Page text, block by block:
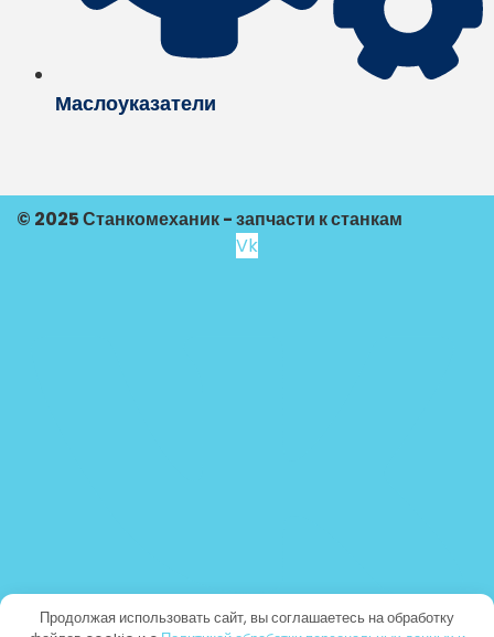
Маслоуказатели
© 2025 Станкомеханик - запчасти к станкам
Vk
Продолжая использовать сайт, вы соглашаетесь на обработку